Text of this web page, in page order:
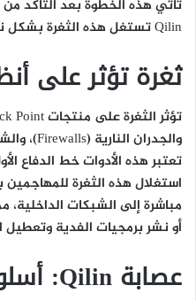
تأتي هذه الخطوة بعد التأكد من
Qilin تستغل هذه الثغرة بشكل نشط لاختراق المؤسسات.
ثغرة تؤثر على
تعتبر هذه الأدوات خط الدفاع
استغلال هذه الثغرة للمهاجمين
مباشرة إلى الشبكات الداخلية،
أو نشر برمجيات الفدية وتعطيل
عصابة Qilin: أسلوب الابتزاز المزدوج